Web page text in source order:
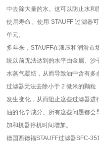
中去除大量的水。这可以防止水和
使用寿命。使用 STAUFF 过滤器
单元。
多年来，STAUFF在液压和润滑市
统以前无法达到的水平由金属、
水蒸气凝结，从而导致油中含有
过滤器无法去除小于 2 微米的颗
发生变化，从而阻止这些过滤器进
油的化学成分。所有这些问题都
加和机器停机时间增加。
德国西德福STAUFF过滤器SFC-